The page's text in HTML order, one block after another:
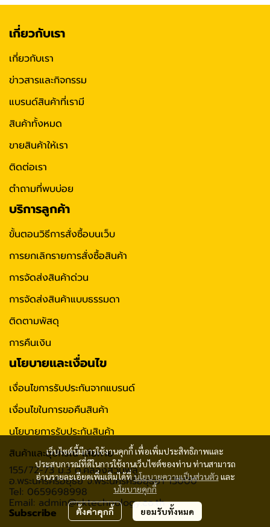
เว็บไซต์นี้มีการใช้งานคุกกี้ เพื่อเพิ่มประสิทธิภาพและ
ประสบการณ์ที่ดีในการใช้งานเว็บไซต์ของท่าน ท่านสามารถ
อ่านรายละเอียดเพิ่มเติมได้ที่นโยบายความเป็นส่วนตัว และ
นโยบายคุกกี้
ตั้งค่าคุกกี้ ยอมรับทั้งหมด
เกี่ยวกับเรา
เกี่ยวกับเรา
ข่าวสารและกิจกรรม
แบรนด์สินค้าที่เรามี
สินค้าทั้งหมด
ขายสินค้าให้เรา
ติดต่อเรา
ตำถามที่พบบ่อย
บริการลูกค้า
ขั้นตอนวิธีการสั่งซื้อบนเว็บ
การยกเลิกรายการสั่งซื้อสินค้า
การจัดส่งสินค้าด่วน
การจัดส่งสินค้าแบบธรรมดา
ติดตามพัสดุ
การคืนเงิน
นโยบายและเงื่อนไข
เงื่อนไขการรับประกันจากแบรนด์
เงื่อนไขในการขอคืนสินค้า
นโยบายการรับประกันสินค้า
สินค้าและอุปกรณ์ เสียหาย
155/72-73 ม.3 ต.คลองสวนพลู
อ.พระนครศรีอยุธย จ.พระนครศรีอยุธยา 13000
Tel: 0659698998
Email: admin@cktechnology.co.th
Subscribe